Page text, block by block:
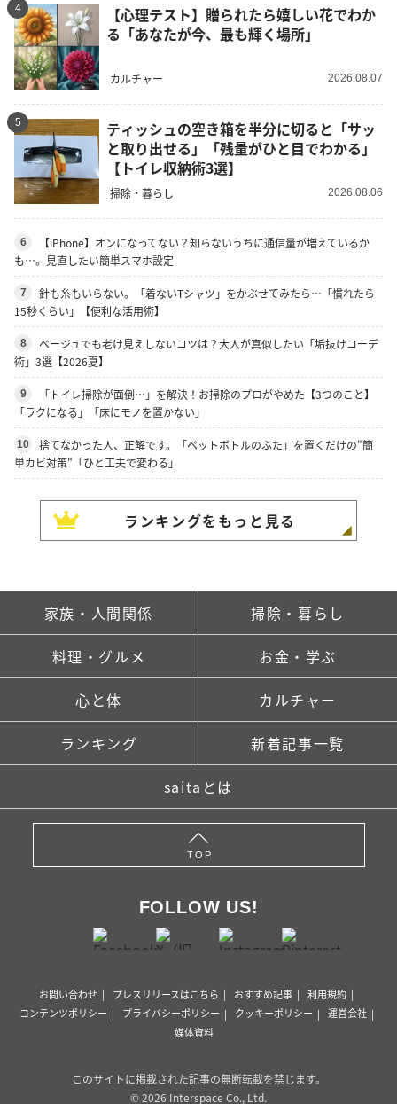
4
【心理テスト】贈られたら嬉しい花でわか
る「あなたが今、最も輝く場所」
カルチャー 2026.08.07
5
ティッシュの空き箱を半分に切ると「サッ
と取り出せる」「残量がひと目でわかる」
【トイレ収納術3選】
掃除・暮らし 2026.08.06
6
【iPhone】オンになってない？知らないうちに通信量が増えているか
も…。見直したい簡単スマホ設定
7
針も糸もいらない。「着ないTシャツ」をかぶせてみたら…「慣れたら
15秒くらい」【便利な活用術】
8
ベージュでも老け見えしないコツは？大人が真似したい「垢抜けコーデ
術」3選【2026夏】
9
「トイレ掃除が面倒…」を解決！お掃除のプロがやめた【3つのこと】
「ラクになる」「床にモノを置かない」
10
捨てなかった人、正解です。「ペットボトルのふた」を置くだけの"簡
単カビ対策"「ひと工夫で変わる」
ランキングをもっと見る
家族・人間関係 掃除・暮らし
料理・グルメ お金・学ぶ
心と体 カルチャー
ランキング 新着記事一覧
saitaとは
TOP
FOLLOW US!
お問い合わせ プレスリリースはこちら おすすめ記事
利用規約
コンテンツポリシー
プライバシーポリシー クッキーポリシー
運営会社
媒体資料
このサイトに掲載された記事の無断転載を禁じます。
© 2026 Interspace Co., Ltd.